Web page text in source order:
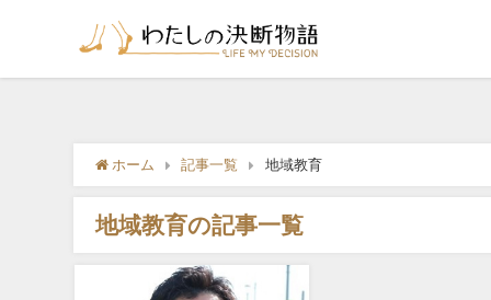
ホーム 記事一覧 地域教育
地域教育の記事一覧